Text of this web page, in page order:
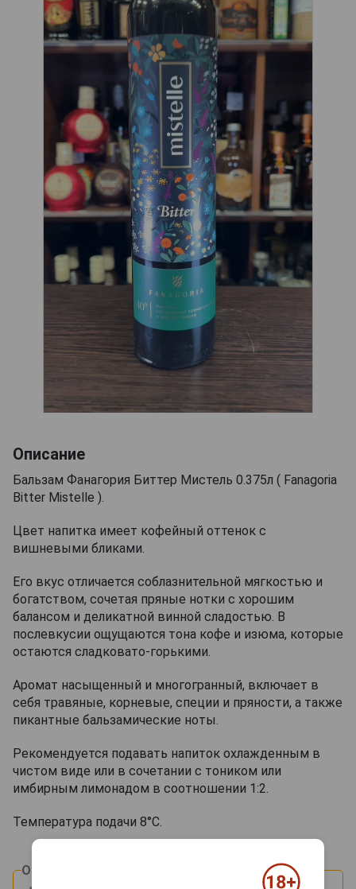
Описание
Бальзам Фанагория Биттер Мистель 0.375л ( Fanagoria
Bitter Mistelle ).
Цвет напитка имеет кофейный оттенок с
вишневыми бликами.
Его вкус отличается соблазнительной мягкостью и
богатством, сочетая пряные нотки с хорошим
балансом и деликатной винной сладостью. В
послевкусии ощущаются тона кофе и изюма, которые
остаются сладковато-горькими.
Аромат насыщенный и многогранный, включает в
себя травяные, корневые, специи и пряности, а также
пикантные бальзамические ноты.
Рекомендуется подавать напиток охлажденным в
чистом виде или в сочетании с тоником или
имбирным лимонадом в соотношении 1:2.
Температура подачи 8°С.
Оцените и напишите отзыв: